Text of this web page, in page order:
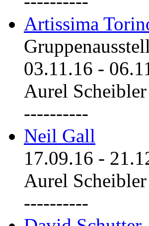
Artissima
03.11.16 -
Aurel
----------
Neil Gall
17.09.16 -
Aurel
----------